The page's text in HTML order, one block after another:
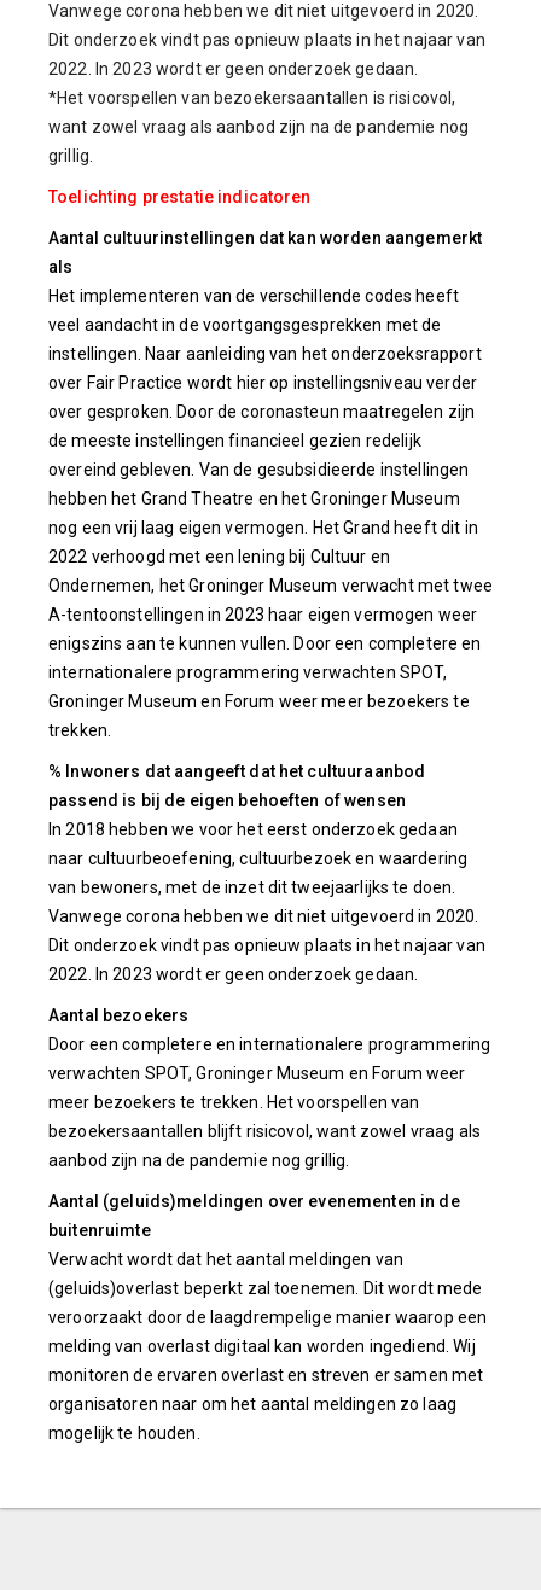
Vanwege corona hebben we dit niet uitgevoerd in 2020.
Dit onderzoek vindt pas opnieuw plaats in het najaar van
2022. In 2023 wordt er geen onderzoek gedaan.
*Het voorspellen van bezoekersaantallen is risicovol,
want zowel vraag als aanbod zijn na de pandemie nog
grillig.
Toelichting prestatie indicatoren
Aantal cultuurinstellingen dat kan worden aangemerkt
als
Het implementeren van de verschillende codes heeft
veel aandacht in de voortgangsgesprekken met de
instellingen. Naar aanleiding van het onderzoeksrapport
over Fair Practice wordt hier op instellingsniveau verder
over gesproken. Door de coronasteun maatregelen zijn
de meeste instellingen financieel gezien redelijk
overeind gebleven. Van de gesubsidieerde instellingen
hebben het Grand Theatre en het Groninger Museum
nog een vrij laag eigen vermogen. Het Grand heeft dit in
2022 verhoogd met een lening bij Cultuur en
Ondernemen, het Groninger Museum verwacht met twee
A-tentoonstellingen in 2023 haar eigen vermogen weer
enigszins aan te kunnen vullen. Door een completere en
internationalere programmering verwachten SPOT,
Groninger Museum en Forum weer meer bezoekers te
trekken.
% Inwoners dat aangeeft dat het cultuuraanbod
passend is bij de eigen behoeften of wensen
In 2018 hebben we voor het eerst onderzoek gedaan
naar cultuurbeoefening, cultuurbezoek en waardering
van bewoners, met de inzet dit tweejaarlijks te doen.
Vanwege corona hebben we dit niet uitgevoerd in 2020.
Dit onderzoek vindt pas opnieuw plaats in het najaar van
2022. In 2023 wordt er geen onderzoek gedaan.
Aantal bezoekers
Door een completere en internationalere programmering
verwachten SPOT, Groninger Museum en Forum weer
meer bezoekers te trekken.
Het voorspellen van
bezoekersaantallen blijft risicovol, want zowel vraag als
aanbod zijn na de pandemie nog grillig.
Aantal (geluids)meldingen over evenementen in de
buitenruimte
Verwacht wordt dat het aantal meldingen van
(geluids)overlast beperkt zal toenemen. Dit wordt mede
veroorzaakt door de laagdrempelige manier waarop een
melding van overlast digitaal kan worden ingediend. Wij
monitoren de ervaren overlast en streven er samen met
organisatoren naar om het aantal meldingen zo laag
mogelijk te houden.